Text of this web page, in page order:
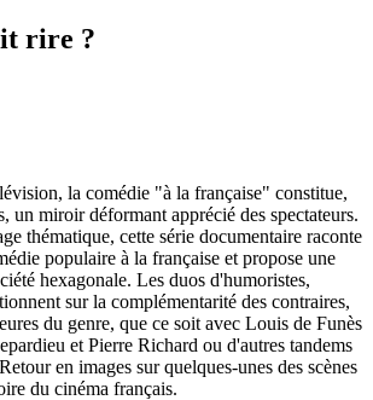
rire ?
la comédie "à la française" constitue,
un miroir déformant apprécié des spectateurs.
thématique, cette série documentaire raconte
populaire à la française et propose une
hexagonale. Les duos d'humoristes,
sur la complémentarité des contraires,
du genre, que ce soit avec Louis de Funès
et Pierre Richard ou d'autres tandems
en images sur quelques-unes des scènes
du cinéma français.